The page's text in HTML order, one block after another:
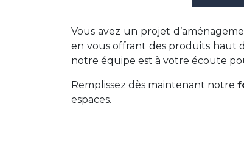
Vous avez un projet
en vous offrant des produits haut
notre équipe est à votre écoute
Remplissez dès maintenant notre
espaces.